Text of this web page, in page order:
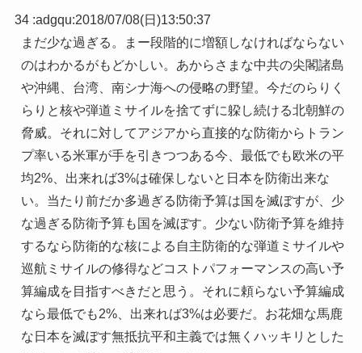
34 :adgqu:2018/07/08(日)13:50:37
まだ少な過ぎる。まー段階的に増額しなければならない
のはわかるがもどかしい。あからさまな中共の尖閣諸島
や沖縄、台湾、南シナ海への侵略の野望。今だのらりく
らりと核や弾道ミサイルを捨てずに躱し続ける北朝鮮の
脅威。それに対してアジアから直接的な防衛からトラン
プ率いる米軍が手を引きつつある今、最低でも欧米の平
均2%、出来れば3%は確保しないと日本を防衛出来な
い。当たり前だか多過ぎる防衛予算は国を滅ぼすが、少
な過ぎる防衛予算も国を滅ぼす。少ない防衛予算を維持
するなら防衛的な核による自主防衛的な弾道ミサイルや
巡航ミサイルの修得などコストパフォーマンスの高い予
算編成を目指すべきだと思う。それに頼らない予算編成
なら最低でも2%、出来れば3%は必要だ。お花畑な馬鹿
な日本を滅ぼす無抵抗平和主義では無くハッキリとした